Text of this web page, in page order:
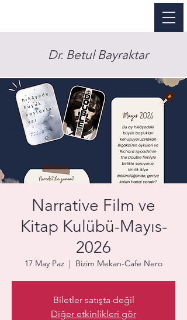
Dr. Betul Bayraktar
Narrative Film ve
Kitap Kulübü-Mayıs-
2026
17 May Paz
  |
Bizim Mekan-Cafe Nero
Biletler satışta değil
Diğer etkinlikleri gör